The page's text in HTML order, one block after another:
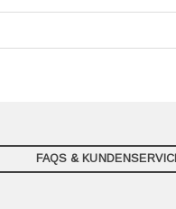
FAQS &